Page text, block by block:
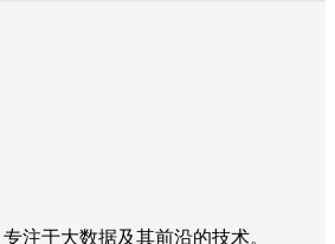
注于大数据及其前沿的技术。